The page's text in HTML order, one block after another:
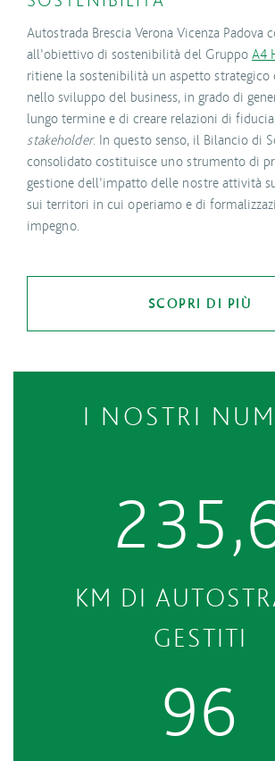
Autostrada Brescia Verona Vicenza Padova
all’obiettivo di sostenibilità del Gruppo A4
ritiene la sostenibilità un aspetto
nello sviluppo del business, in grado di
lungo termine e di creare relazioni di
stakeholder. In questo senso, il Bilancio di
consolidato costituisce uno strumento di
gestione dell’impatto delle nostre attività
sui territori in cui operiamo e di
impegno.
SCOPRI DI PIÙ
I NOSTRI
KM DI
GESTITI
96